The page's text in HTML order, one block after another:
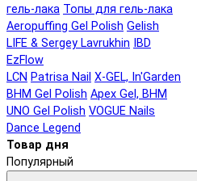
гель-лака Топы для гель-лака
Aeropuffing Gel Polish Gelish
LIFE & Sergey Lavrukhin
IBD
EzFlow
LCN Patrisa Nail X-GEL, In'Garden
BHM Gel Polish Apex Gel, BHM
UNO Gel Polish VOGUE Nails
Dance Legend
Товар дня
Популярный